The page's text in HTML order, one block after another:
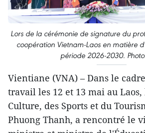
Lors de la cérémonie de signature du
coopération Vietnam-Laos en matière
période 2026-2030.
Vientiane (VNA) – Dans le
travail les 12 et 13 mai au
Culture, des Sports et du
Phuong Thanh, a rencontré le